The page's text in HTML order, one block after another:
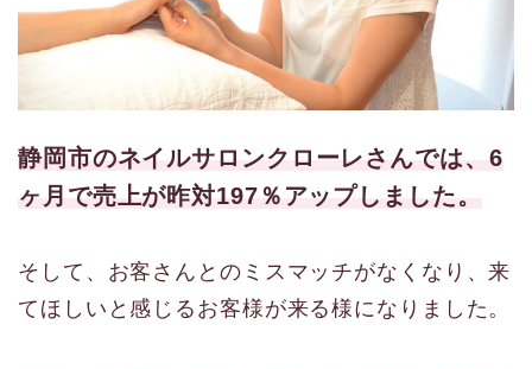
静岡市のネイルサロンクローレさんでは、6
ヶ月で売上が昨対197％アップしました。
そして、お客さんとのミスマッチがなくなり、来
てほしいと感じるお客様が来る様になりました。